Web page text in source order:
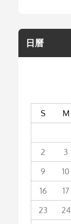
日曆
S M
2
3
9
10
16
17
23
24